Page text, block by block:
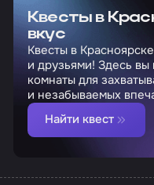
Квесты в
вкус
Квесты в
и друзьями! Здесь
комнаты для
и незабываемых
Найти квест